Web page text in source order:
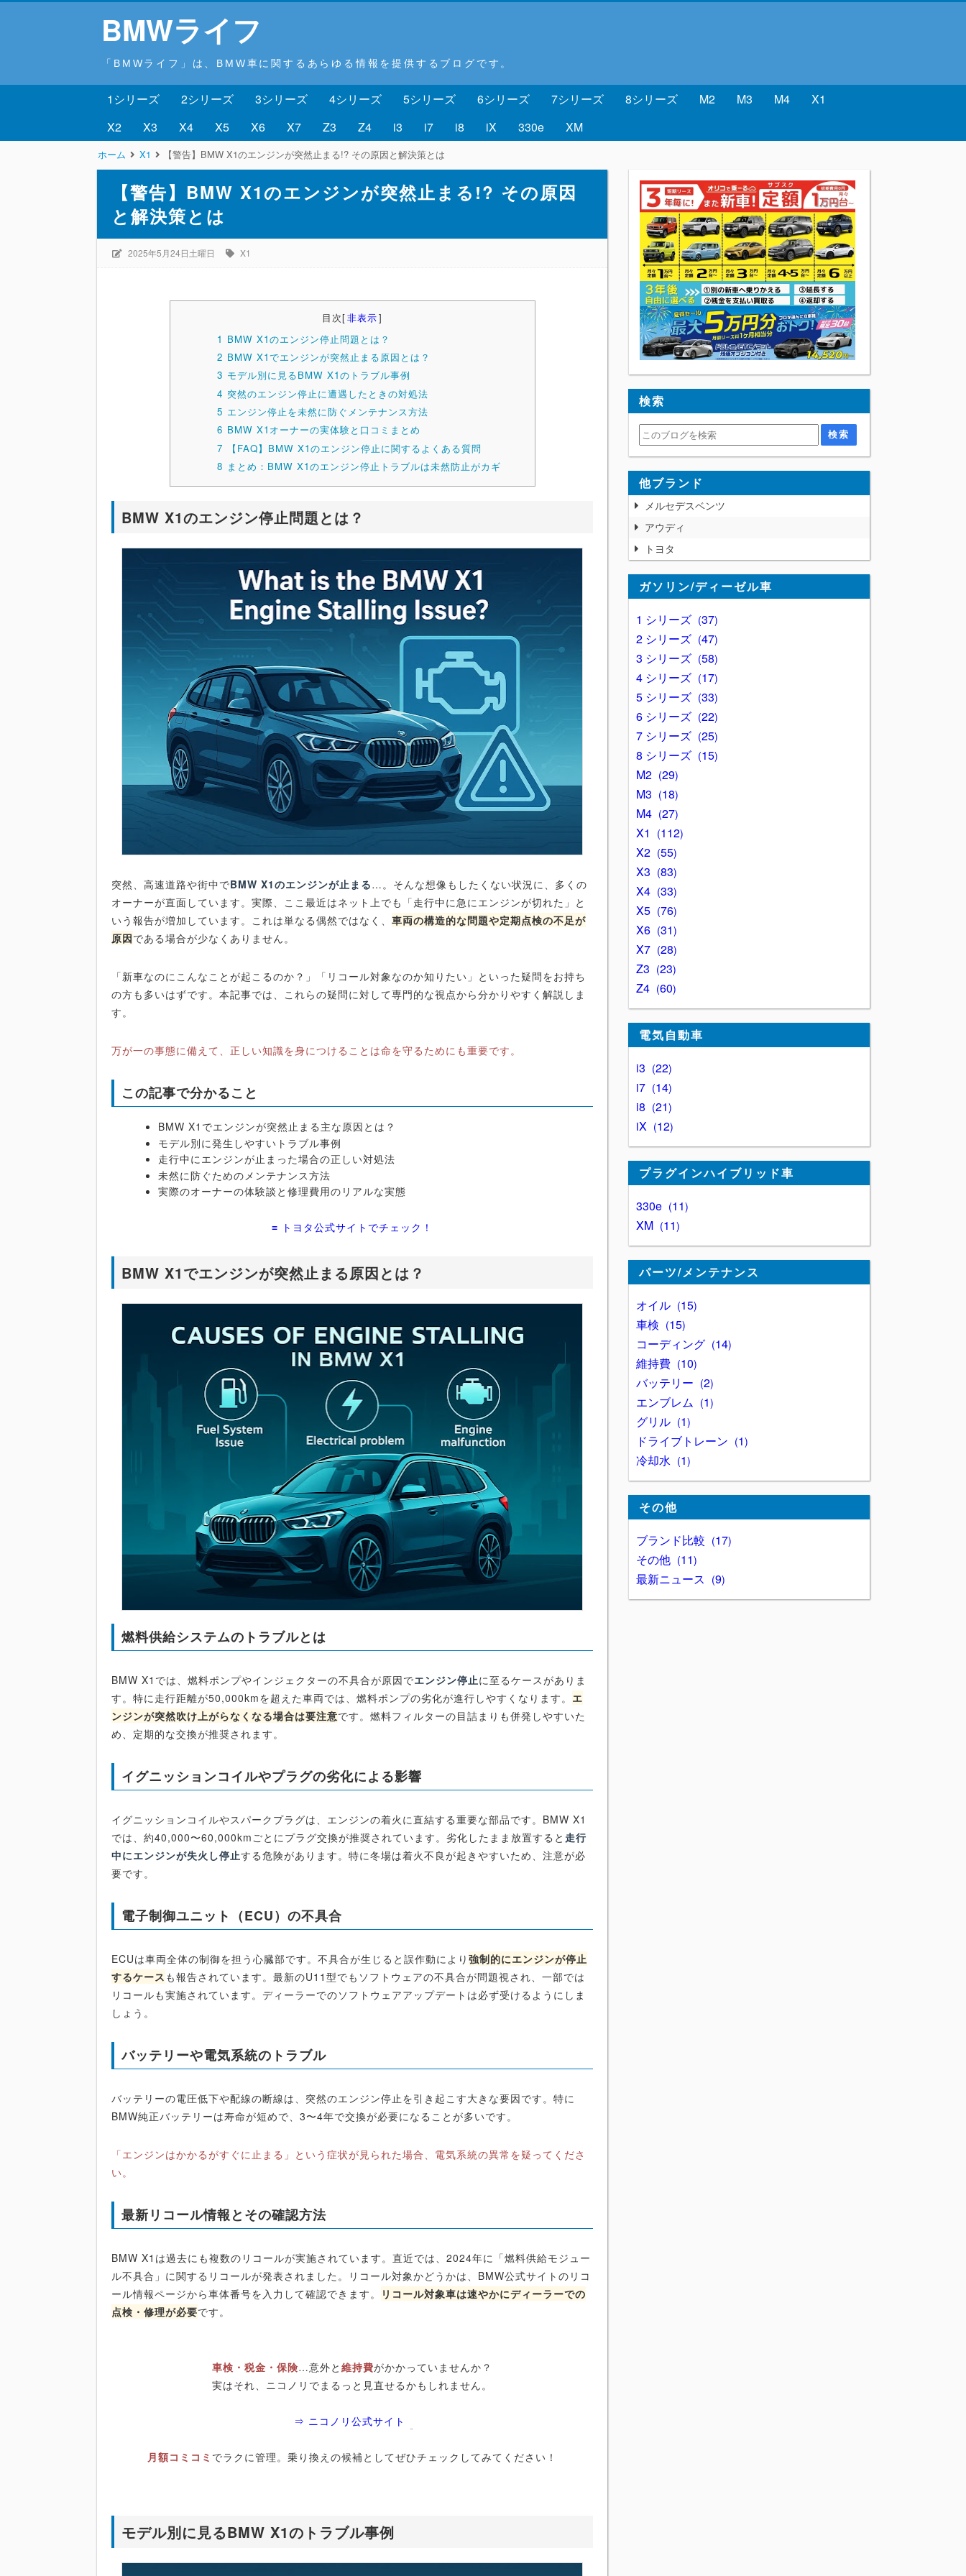
BMWライフ
「BMWライフ」は、BMW車に関するあらゆる情報を提供するブログです。
1シリーズ 2シリーズ 3シリーズ 4シリーズ 5シリーズ 6シリーズ 7シリーズ 8シリーズ M2 M3 M4
X1
X2
X3 X4 X5 X6 X7 Z3 Z4 i3 i7 i8 iX 330e XM
ホーム X1 【警告】BMW X1のエンジンが突然止まる!? その原因と解決策とは
【警告】BMW X1のエンジンが突然止まる!? その原因
と解決策とは
2025年5月24日土曜日 X1
目次[非表示]
1 BMW X1のエンジン停止問題とは？
2 BMW X1でエンジンが突然止まる原因とは？
3 モデル別に見るBMW X1のトラブル事例
4 突然のエンジン停止に遭遇したときの対処法
5 エンジン停止を未然に防ぐメンテナンス方法
6 BMW X1オーナーの実体験と口コミまとめ
7
【FAQ】BMW X1のエンジン停止に関するよくある質問
8 まとめ：BMW X1のエンジン停止トラブルは未然防止がカギ
BMW X1のエンジン停止問題とは？
突然、高速道路や街中でBMW X1のエンジンが止まる…。そんな想像もしたくない状況に、多くの
オーナーが直面しています。実際、ここ最近はネット上でも「走行中に急にエンジンが切れた」と
いう報告が増加しています。これは単なる偶然ではなく、車両の構造的な問題や定期点検の不足が
原因である場合が少なくありません。
「新車なのにこんなことが起こるのか？」「リコール対象なのか知りたい」といった疑問をお持ち
の方も多いはずです。本記事では、これらの疑問に対して専門的な視点から分かりやすく解説しま
す。
万が一の事態に備えて、正しい知識を身につけることは命を守るためにも重要です。
この記事で分かること
BMW X1でエンジンが突然止まる主な原因とは？
モデル別に発生しやすいトラブル事例
走行中にエンジンが止まった場合の正しい対処法
未然に防ぐためのメンテナンス方法
実際のオーナーの体験談と修理費用のリアルな実態
≡ トヨタ公式サイトでチェック！
BMW X1でエンジンが突然止まる原因とは？
燃料供給システムのトラブルとは
BMW X1では、燃料ポンプやインジェクターの不具合が原因でエンジン停止に至るケースがありま
す。特に走行距離が50,000kmを超えた車両では、燃料ポンプの劣化が進行しやすくなります。 エ
ンジンが突然吹け上がらなくなる場合は要注意です。燃料フィルターの目詰まりも併発しやすいた
め、定期的な交換が推奨されます。
イグニッションコイルやプラグの劣化による影響
イグニッションコイルやスパークプラグは、エンジンの着火に直結する重要な部品です。BMW X1
では、約40,000〜60,000kmごとにプラグ交換が推奨されています。劣化したまま放置すると 走行
中にエンジンが失火し停止する危険があります。特に冬場は着火不良が起きやすいため、注意が必
要です。
電子制御ユニット（ECU）の不具合
ECUは車両全体の制御を担う心臓部です。不具合が生じると誤作動により強制的にエンジンが停止
するケース も報告されています。最新のU11型でもソフトウェアの不具合が問題視され、一部では
リコールも実施されています。ディーラーでのソフトウェアアップデートは必ず受けるようにしま
しょう。
バッテリーや電気系統のトラブル
バッテリーの電圧低下や配線の断線は、突然のエンジン停止を引き起こす大きな要因です。特に
BMW純正バッテリーは寿命が短めで、3〜4年で交換が必要になることが多いです。
「エンジンはかかるがすぐに止まる」という症状が見られた場合、電気系統の異常を疑ってくださ
い。
最新リコール情報とその確認方法
BMW X1は過去にも複数のリコールが実施されています。直近では、2024年に「燃料供給モジュー
ル不具合」に関するリコールが発表されました。リコール対象かどうかは、BMW公式サイトのリコ
ール情報ページから車体番号を入力して確認できます。
リコール対象車は速やかにディーラーでの
点検・修理が必要です。
車検・税金・保険…意外と 維持費がかかっていませんか？
実はそれ、ニコノリでまるっと見直せるかもしれません。
⇒ ニコノリ公式サイト
月額コミコミ でラクに管理。乗り換えの候補としてぜひチェックしてみてください！
モデル別に見るBMW X1のトラブル事例
検索
他ブランド
メルセデスベンツ
アウディ
トヨタ
ガソリン/ディーゼル車
1 シリーズ
37
2 シリーズ
47
3 シリーズ
58
4 シリーズ
17
5 シリーズ
33
6 シリーズ
22
7 シリーズ
25
8 シリーズ
15
M2
29
M3
18
M4
27
X1
112
X2
55
X3
83
X4
33
X5
76
X6
31
X7
28
Z3
23
Z4
60
電気自動車
i3
22
i7
14
i8
21
iX
12
プラグインハイブリッド車
330e
11
XM
11
パーツ/メンテナンス
オイル
15
車検
15
コーディング
14
維持費
10
バッテリー
2
エンブレム
1
グリル
1
ドライブトレーン
1
冷却水
1
その他
ブランド比較
17
その他
11
最新ニュース
9